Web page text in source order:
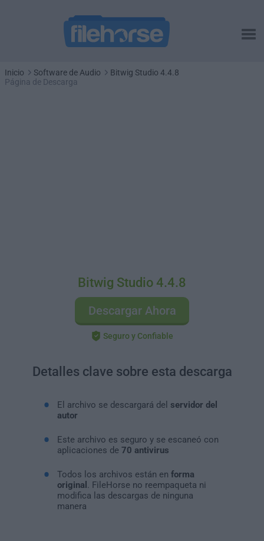
Inicio Software de Audio
Bitwig Studio 4.4.8
Página de Descarga
Bitwig Studio 4.4.8
Descargar Ahora
Seguro y Confiable
Detalles clave sobre esta descarga
El archivo se descargará del servidor del
autor
Este archivo es seguro y se escaneó con
aplicaciones de 70 antivirus
Todos los archivos están en forma
original
. FileHorse no reempaqueta ni
modifica las descargas de ninguna
manera